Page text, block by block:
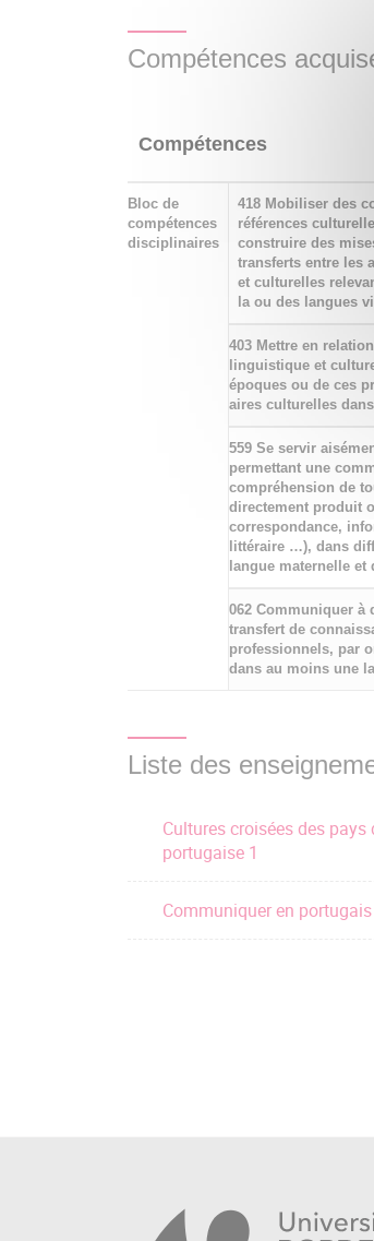
Compétences
Compétences
Bloc de
compétences
disciplinaires
418 Mobiliser des
références
construire des
transferts entre les
et culturelles
la ou des langues
403 Mettre en
linguistique et
époques ou de ces
aires culturelles
559 Se servir
permettant une
compréhension de
directement produit
correspondance,
littéraire …), dans
langue maternelle
062 Communiquer à
transfert de
professionnels, par
dans au moins une
Liste des
Cultures croisées des pays
portugaise 1
Communiquer en